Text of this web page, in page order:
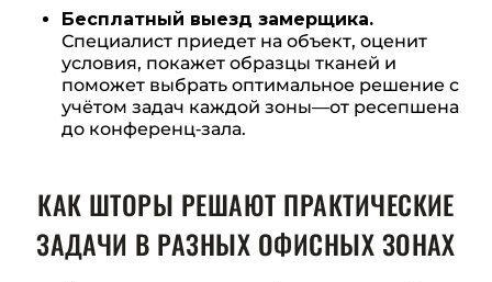
Бесплатный выезд замерщика.
Специалист приедет на объект, оценит
условия, покажет образцы тканей и
поможет выбрать оптимальное решение с
учётом задач каждой зоны—от ресепшена
до конференц‑зала.
КАК ШТОРЫ РЕШАЮТ ПРАКТИЧЕСКИЕ
ЗАДАЧИ В РАЗНЫХ ОФИСНЫХ ЗОНАХ